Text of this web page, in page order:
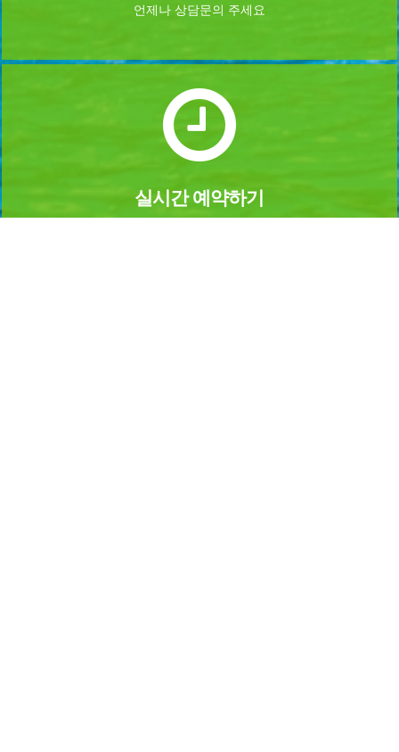
언제나 상담문의 주세요
실시간 예약하기